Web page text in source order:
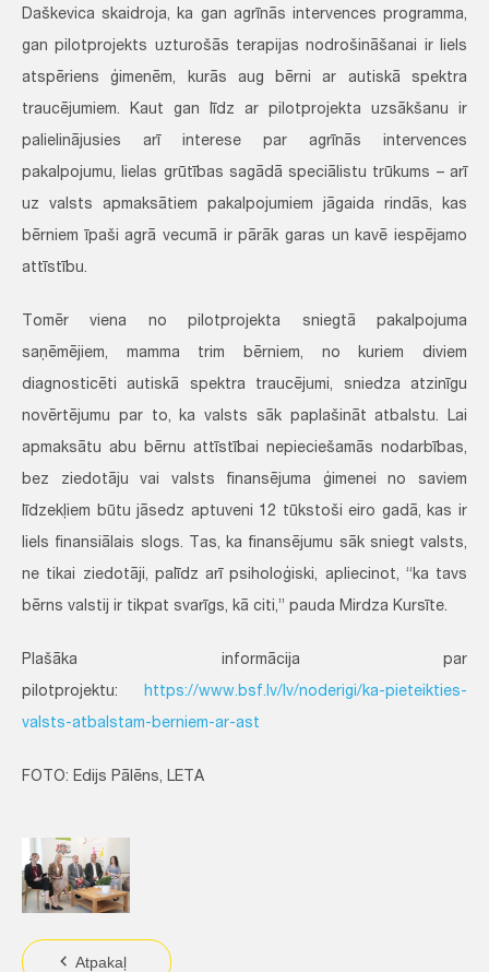
Daškevica skaidroja, ka gan agrīnās intervences programma,
gan pilotprojekts uzturošās terapijas nodrošināšanai ir liels
atspēriens ģimenēm, kurās aug bērni ar autiskā spektra
traucējumiem. Kaut gan līdz ar pilotprojekta uzsākšanu ir
palielinājusies arī interese par agrīnās intervences
pakalpojumu, lielas grūtības sagādā speciālistu trūkums – arī
uz valsts apmaksātiem pakalpojumiem jāgaida rindās, kas
bērniem īpaši agrā vecumā ir pārāk garas un kavē iespējamo
attīstību.
Tomēr viena no pilotprojekta sniegtā pakalpojuma
saņēmējiem, mamma trim bērniem, no kuriem diviem
diagnosticēti autiskā spektra traucējumi, sniedza atzinīgu
novērtējumu par to, ka valsts sāk paplašināt atbalstu. Lai
apmaksātu abu bērnu attīstībai nepieciešamās nodarbības,
bez ziedotāju vai valsts finansējuma ģimenei no saviem
līdzekļiem būtu jāsedz aptuveni 12 tūkstoši eiro gadā, kas ir
liels finansiālais slogs. Tas, ka finansējumu sāk sniegt valsts,
ne tikai ziedotāji, palīdz arī psiholoģiski, apliecinot, “ka tavs
bērns valstij ir tikpat svarīgs, kā citi,” pauda Mirdza Kursīte.
Plašāka informācija par
pilotprojektu: https://www.bsf.lv/lv/noderigi/ka-pieteikties-
valsts-atbalstam-berniem-ar-ast
FOTO: Edijs Pālēns, LETA
Atpakaļ